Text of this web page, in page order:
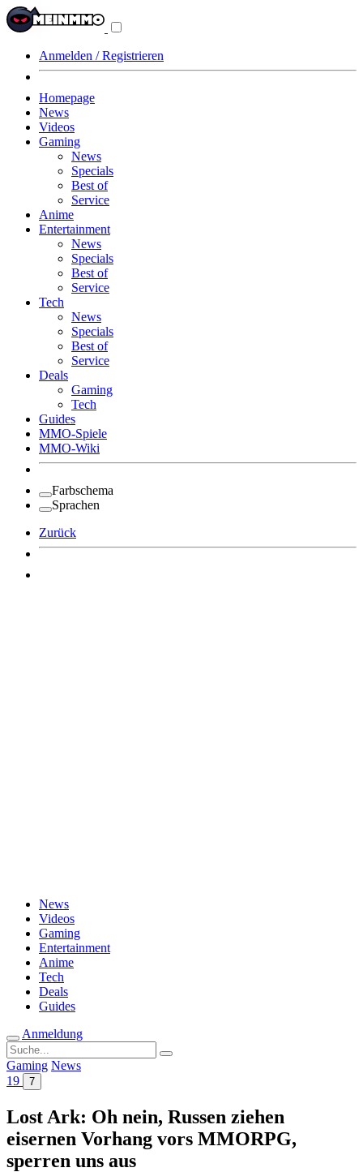
Anmelden / Registrieren
Homepage
News
Videos
Gaming
News
Specials
Best of
Service
Anime
Entertainment
News
Specials
Best of
Service
Tech
News
Specials
Best of
Service
Deals
Gaming
Tech
Guides
MMO-Spiele
MMO-Wiki
Farbschema
Sprachen
Zurück
News
Videos
Gaming
Entertainment
Anime
Tech
Deals
Guides
Anmeldung
Suche
nach:
Gaming News
19
7
Lost Ark: Oh nein, Russen ziehen
eisernen Vorhang vors MMORPG,
sperren uns aus